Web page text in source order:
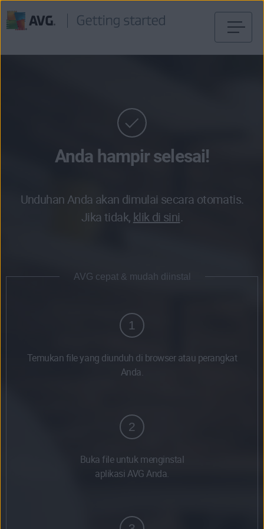
Anda hampir selesai!
Unduhan Anda akan dimulai secara otomatis.
Jika tidak, klik di sini.
AVG cepat & mudah diinstal
1
Temukan file yang diunduh di browser atau perangkat
Anda.
2
Buka file untuk menginstal
aplikasi AVG Anda.